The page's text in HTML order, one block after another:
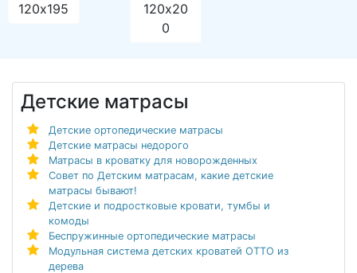
120х195
120х20
0
Детские матрасы
Детские ортопедические матрасы
Детские матрасы недорого
Матрасы в кроватку для новорожденных
Совет по Детским матрасам, какие детские
матрасы бывают!
Детские и подростковые кровати, тумбы и
комоды
Беспружинные ортопедические матрасы
Модульная система детских кроватей ОТТО из
дерева